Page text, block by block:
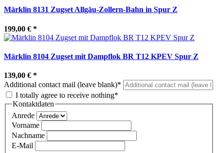
Märklin 8131 Zugset Allgäu-Zollern-Bahn in Spur Z
199,00 € *
Märklin 8104 Zugset mit Dampflok BR T12 KPEV Spur Z
139,00 € *
Additional contact mail (leave blank)*
I totally agree to receive nothing*
Kontaktdaten
Anrede
Vorname
Nachname
E-Mail